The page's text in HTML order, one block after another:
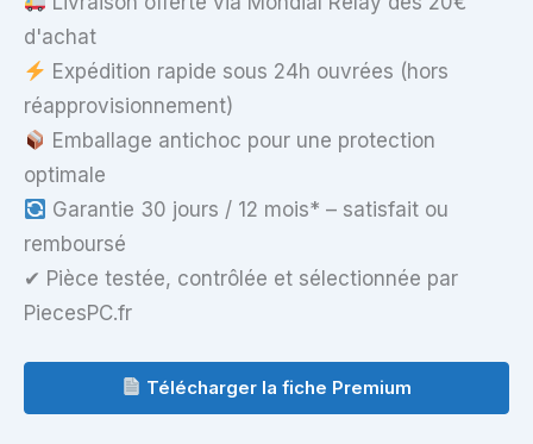
d'achat
Expédition rapide sous 24h ouvrées (hors
réapprovisionnement)
Emballage antichoc pour une protection
optimale
Garantie 30 jours / 12 mois* – satisfait ou
remboursé
✔ Pièce testée, contrôlée et sélectionnée par
PiecesPC.fr
Télécharger la fiche Premium